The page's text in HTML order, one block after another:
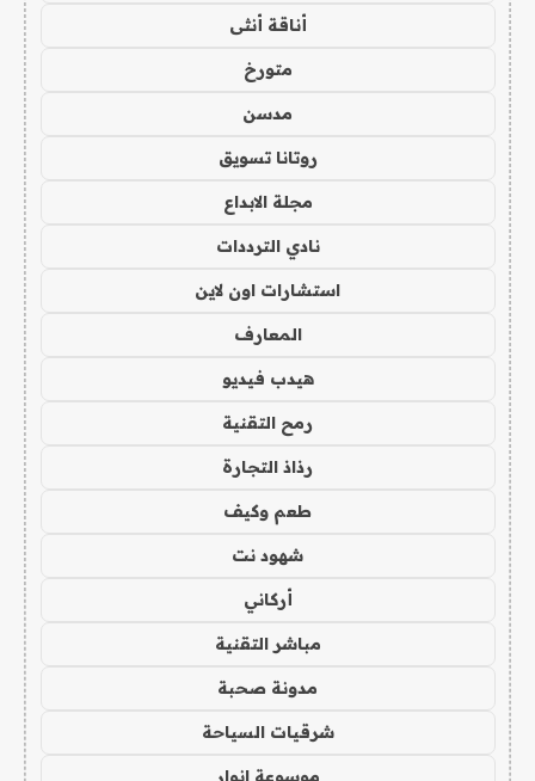
أناقة أنثى
متورخ
مدسن
روتانا تسويق
مجلة الابداع
نادي الترددات
استشارات اون لاين
المعارف
هيدب فيديو
رمح التقنية
رذاذ التجارة
طعم وكيف
شهود نت
أركاني
مباشر التقنية
مدونة صحبة
شرقيات السياحة